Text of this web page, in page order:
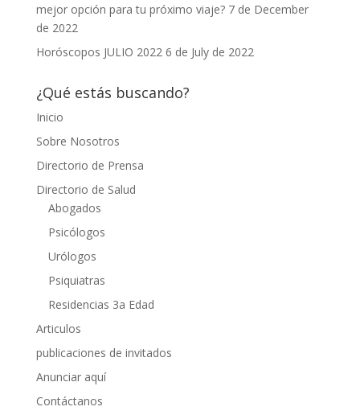
mejor opción para tu próximo viaje? 7 de December
de 2022
Horóscopos JULIO 2022 6 de July de 2022
¿Qué estás buscando?
Inicio
Sobre Nosotros
Directorio de Prensa
Directorio de Salud
Abogados
Psicólogos
Urólogos
Psiquiatras
Residencias 3a Edad
Articulos
publicaciones de invitados
Anunciar aquí
Contáctanos